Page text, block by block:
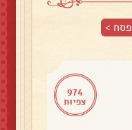
פסח >
974
צפיות